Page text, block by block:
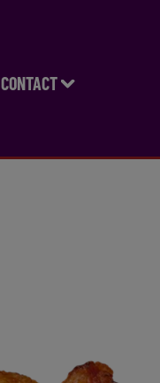
CONTACT